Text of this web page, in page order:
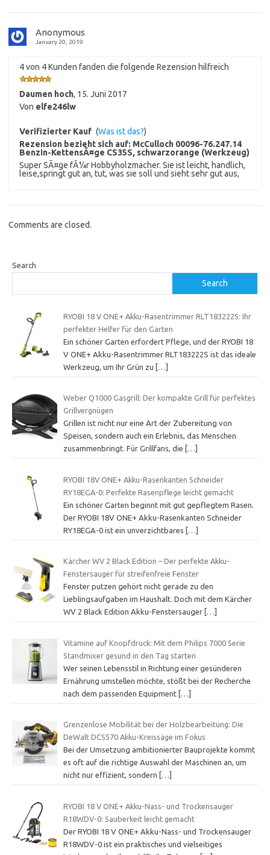
Anonymous
January 20, 2019
4 von 4 Kunden fanden die folgende Rezension hilfreich
Daumen hoch, 15. Juni 2017
Von elfe246lw
Verifizierter Kauf (Was ist das?)
Rezension bezieht sich auf: McCulloch 00096-76.247.14
Benzin-KettensÃ¤ge CS35S, schwarzorange (Werkzeug)
Super SÃ¤ge fÃ¼r Hobbyholzmacher. Sie ist leicht, handlich,
leise,springt gut an, tut, was sie soll und sieht sehr gut aus,
Comments are closed.
Search
Search
RYOBI 18 V ONE+ Akku-Rasentrimmer RLT183222S: Ihr
perfekter Helfer für den Garten
Ein schöner Garten erfordert Pflege, und der RYOBI 18
V ONE+ Akku-Rasentrimmer RLT183222S ist das ideale
Werkzeug, um Ihr Grün zu […]
Weber Q1000 Gasgrill: Der kompakte Grill für perfektes
Grillvergnügen
Grillen ist nicht nur eine Art der Zubereitung von
Speisen, sondern auch ein Erlebnis, das Menschen
zusammenbringt. Für Grillfans, die
[…]
RYOBI 18V ONE+ Akku-Rasenkanten Schneider
RY18EGA-0: Perfekte Rasenpflege leicht gemacht
Ein schöner Garten beginnt mit gut gepflegtem Rasen.
Der RYOBI 18V ONE+ Akku-Rasenkanten Schneider
RY18EGA-0 ist ein unverzichtbares […]
Kärcher WV 2 Black Edition – Der perfekte Akku-
Fenstersauger für streifenfreie Fenster
Fenster putzen gehört nicht gerade zu den
Lieblingsaufgaben im Haushalt. Doch mit dem Kärcher
WV 2 Black Edition Akku-Fenstersauger […]
Vitamine auf Knopfdruck: Mit dem Philips 7000 Serie
Standmixer gesund in den Tag starten
Wer seinen Lebensstil in Richtung einer gesünderen
Ernährung umstellen möchte, stößt bei der Recherche
nach dem passenden Equipment […]
Grenzenlose Mobilität bei der Holzbearbeitung: Die
DeWalt DCS570 Akku-Kreissäge im Fokus
Bei der Umsetzung ambitionierter Bauprojekte kommt
es oft auf die richtige Auswahl der Maschinen an, um
nicht nur effizient, sondern
[…]
RYOBI 18 V ONE+ Akku-Nass- und Trockensauger
R18WDV-0: Sauberkeit leicht gemacht
Der RYOBI 18 V ONE+ Akku-Nass- und Trockensauger
R18WDV-0 ist ein praktisches und vielseitiges